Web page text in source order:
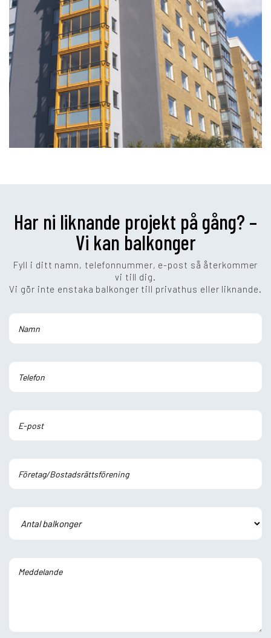
Har ni liknande projekt på gång? –
Vi kan balkonger
Fyll i ditt namn, telefonnummer, e-post så återkommer
vi till dig.
Vi gör inte enstaka balkonger till privathus eller liknande.
Lämna detta fält tomt.